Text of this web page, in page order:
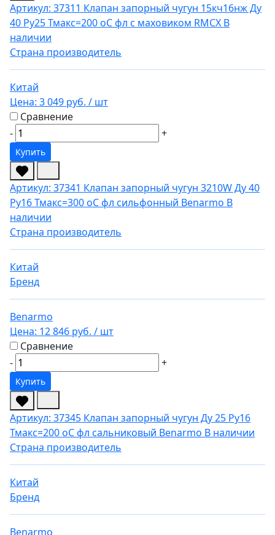
Артикул: 37311 Клапан запорный чугун 15кч16нж Ду
40 Ру25 Тмакс=200 оС фл с маховиком RMCX В
наличии
Страна производитель
Китай
Цена: 3 049 руб. / шт
Сравнение
-
+
Купить
Артикул: 37341 Клапан запорный чугун 3210W Ду 40
Ру16 Тмакс=300 оС фл сильфонный Benarmo В
наличии
Страна производитель
Китай
Бренд
Benarmo
Цена: 12 846 руб. / шт
Сравнение
-
+
Купить
Артикул: 37345 Клапан запорный чугун Ду 25 Ру16
Тмакс=200 оС фл сальниковый Benarmo В наличии
Страна производитель
Китай
Бренд
Benarmo